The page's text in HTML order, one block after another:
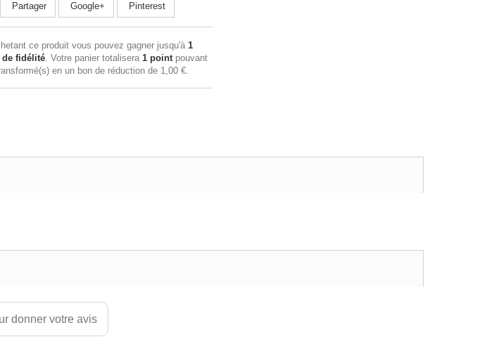
Partager Google+ Pinterest
ce produit vous pouvez gagner jusqu'à 1
fidélité. Votre panier totalisera 1 pointpouvant
en un bon de réduction de 1,00 €.
donner votre avis